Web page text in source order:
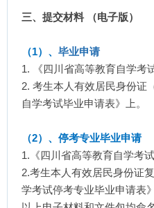
三、提交材料 （电子版）
（1）、 毕业申请
1. 《四川省高等教育自学考
2. 考生本人有效居民身份证
自学考试毕业申请表》上。
（2）、停考专业毕业申请
1.《四川省高等教育自学考
2.考生本人有效居民身份证
学考试停考专业毕业申请表》